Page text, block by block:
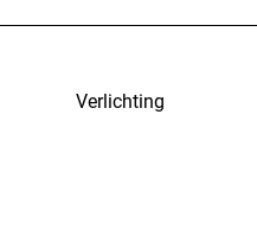
Verlichting